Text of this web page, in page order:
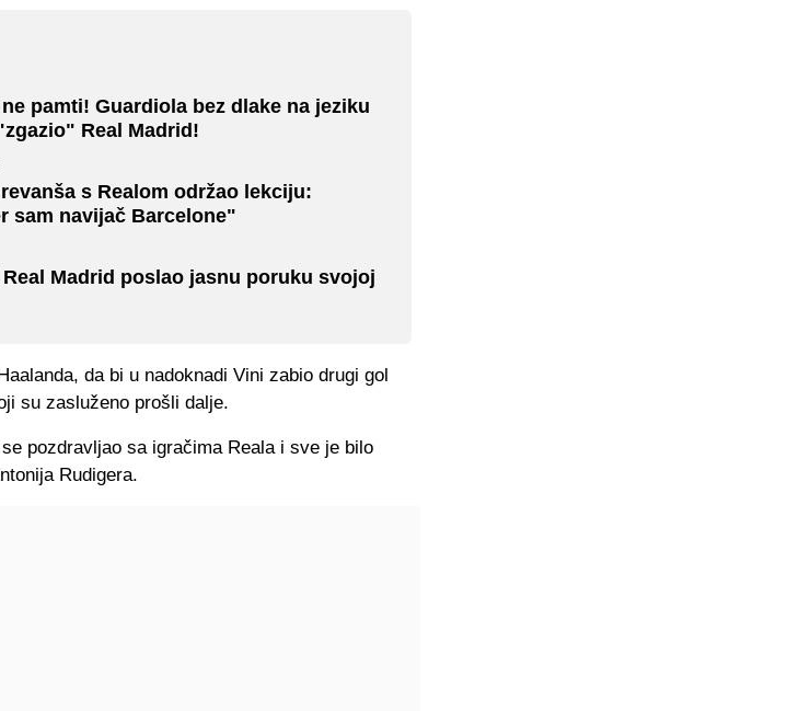
pamti! Guardiola bez dlake na jeziku
Real Madrid!
s Realom održao lekciju:
sam navijač Barcelone"
Madrid poslao jasnu poruku svojoj
da bi u nadoknadi Vini zabio drugi gol
su zasluženo prošli dalje.
pozdravljao sa igračima Reala i sve je bilo
Rudigera.